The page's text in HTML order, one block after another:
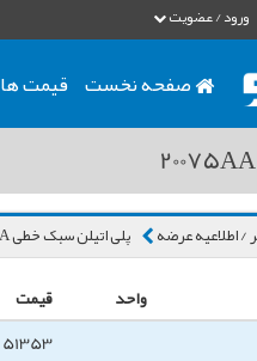
ورود / عضویت
صفحه نخست قیمت ها
/ اطلاعیه عرضه پلی اتیلن سبک خطی 20075AA
واحد قیمت
51353